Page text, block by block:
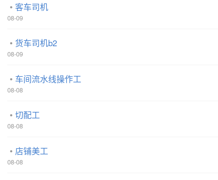
客车司机
08-09
货车司机b2
08-09
车间流水线操作工
08-08
切配工
08-08
店铺美工
08-08